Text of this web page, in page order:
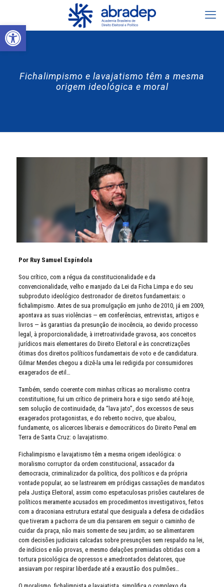
Abrir a barra de ferramentas
Fichalimpismo e lavajatismo têm a mesma
origem ideológica e moral
Por Ruy Samuel Espíndola
Sou crítico, com a régua da constitucionalidade e da
convencionalidade, velho e manjado da Lei da Ficha Limpa e do seu
subproduto ideológico destronador de direitos fundamentais: o
fichalimpismo. Antes de sua promulgação em junho de 2010, já em 2009,
apontava as suas violências — em conferências, entrevistas, artigos e
livros — às garantias da presunção de inocência, ao devido processo
legal, à proporcionalidade, à irretroatividade gravosa, aos conceitos
jurídicos mais elementares do Direito Eleitoral e às concretizações
ótimas dos direitos políticos fundamentais de voto e de candidatura.
Gilmar Mendes chegou a dizê-la uma lei redigida por consumidores
exagerados de etil…
Também, sendo coerente com minhas críticas ao moralismo contra
constituitione, fui um crítico de primeira hora e sigo sendo até hoje,
sem solução de continuidade, da “lava jato”, dos excessos de seus
exagerados protagonistas, e do rebento nocivo, que abalou,
fundamente, os alicerces liberais e democráticos do Direito Penal em
Terra de Santa Cruz: o lavajatismo.
Fichalimpismo e lavajatismo têm a mesma origem ideológica: o
moralismo corruptor da ordem constitucional, assacador da
democracia, criminalizador da política, dos políticos e da própria
vontade popular, ao se lastrearem em pródigas cassações de mandatos
pela Justiça Eleitoral, assim como espetaculosas prisões cautelares de
políticos meramente acusados em procedimentos investigativos, feitos
com a draconiana estrutura estatal que desiguala a defesa de cidadãos
que tiveram a pachorra de um dia pensarem em seguir o caminho de
cuidar da praça, não mais somente de seu jardim; ao se alimentarem
com decisões judiciais calcadas sobre presunções sem respaldo na lei,
de indícios e não provas, e mesmo delações premiadas obtidas com a
tortura psicológica de opressos e amedrontados delatores, que
ansiavam por respirar liberdade até a exaustão dos pulmões…